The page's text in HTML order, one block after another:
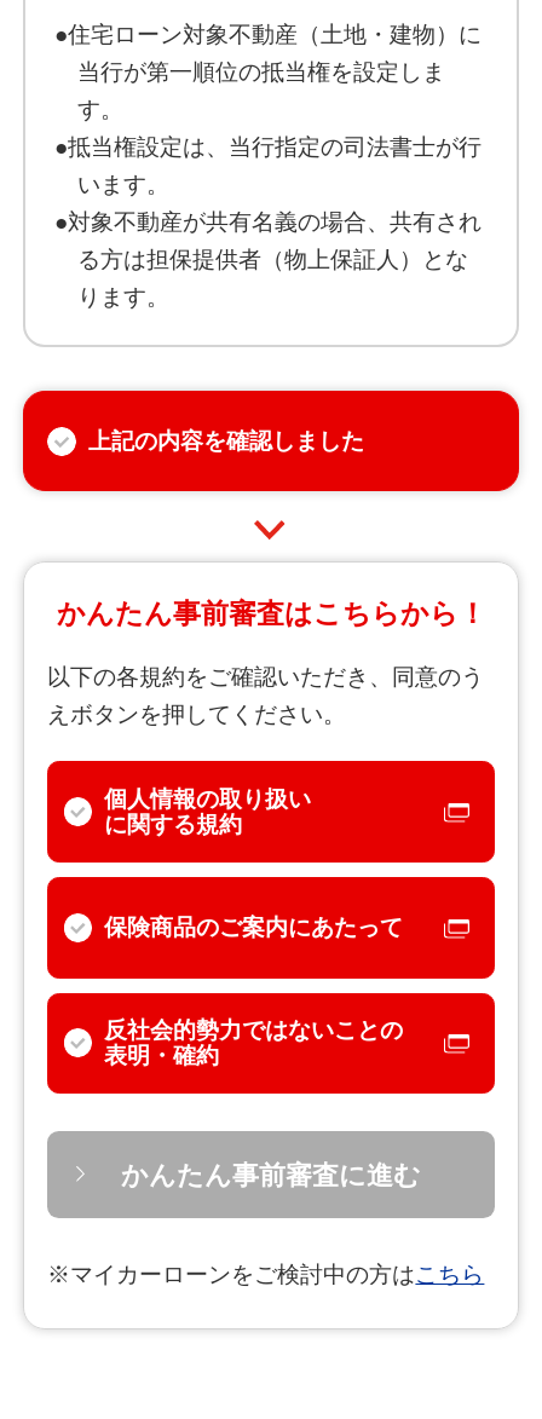
●住宅ローン対象不動産（土地・建物）に
当行が第一順位の抵当権を設定しま
す。
●抵当権設定は、当行指定の司法書士が行
います。
●対象不動産が共有名義の場合、共有され
る方は担保提供者（物上保証人）とな
ります。
上記の内容を確認しました
かんたん事前審査はこちらから！
以下の各規約をご確認いただき、同意のう
えボタンを押してください。
個人情報の取り扱い
に関する規約
保険商品のご案内にあたって
反社会的勢力ではないことの
表明・確約
かんたん事前審査に進む
※マイカーローンをご検討中の方はこちら